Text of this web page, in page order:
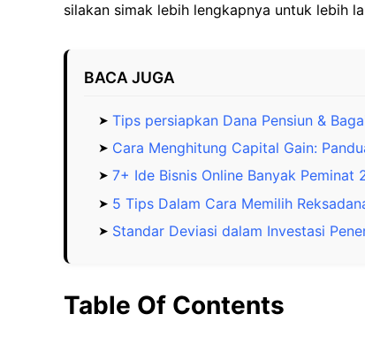
silakan simak lebih lengkapnya untuk lebih
BACA JUGA
Tips persiapkan Dana Pensiun &
Cara Menghitung Capital Gain:
7+ Ide Bisnis Online Banyak Peminat
5 Tips Dalam Cara Memilih
Standar Deviasi dalam Investasi
Table Of Contents